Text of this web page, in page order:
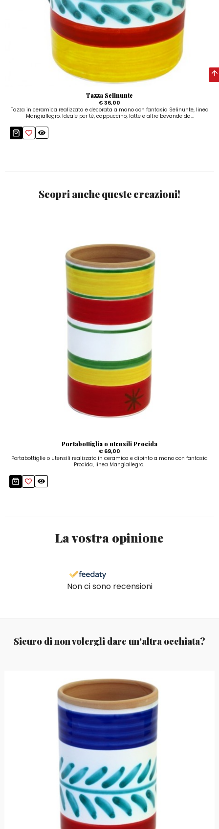
Tazza Selinunte
€ 36,00
Tazza in ceramica realizzata e decorata a mano con fantasia Selinunte, linea
Mangiallegro. Ideale per tè, cappuccino, latte e altre bevande da...
Scopri anche queste creazioni!
Portabottiglia o utensili Procida
€ 69,00
Portabottiglie o utensili realizzato in ceramica e dipinto a mano con fantasia
Procida, linea Mangiallegro.
La vostra opinione
Non ci sono recensioni
Sicuro di non volergli dare un'altra occhiata?